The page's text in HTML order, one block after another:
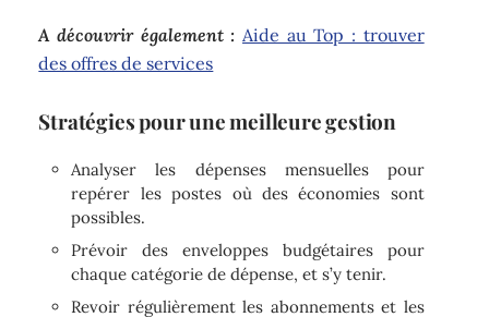
A découvrir également : Aide au Top : trouver
des offres de services
Stratégies pour une meilleure gestion
Analyser les dépenses mensuelles pour
repérer les postes où des économies sont
possibles.
Prévoir des enveloppes budgétaires pour
chaque catégorie de dépense, et s’y tenir.
Revoir régulièrement les abonnements et les